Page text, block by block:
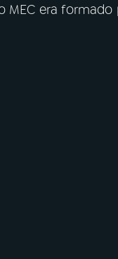
MEC era formado